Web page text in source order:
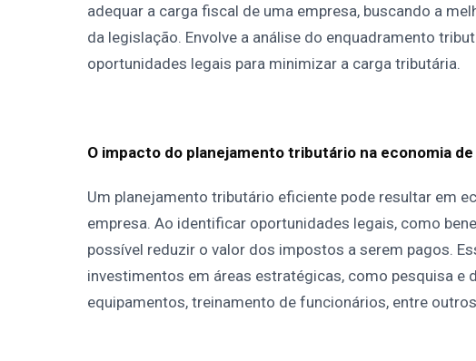
adequar a carga fiscal de uma empresa, buscando a
da legislação. Envolve a análise do enquadramento
oportunidades legais para minimizar a carga tributária.
O impacto do planejamento tributário na economia
Um planejamento tributário eficiente pode resultar em
empresa. Ao identificar oportunidades legais, como
possível reduzir o valor dos impostos a serem pagos.
investimentos em áreas estratégicas, como pesquisa e
equipamentos, treinamento de funcionários, entre